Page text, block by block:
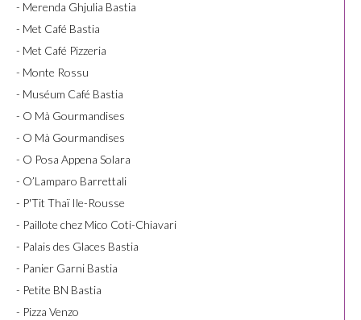
- Merenda Ghjulia Bastia
- Met Café Bastia
- Met Café Pizzeria
- Monte Rossu
- Muséum Café Bastia
- O Mà Gourmandises
- O Mà Gourmandises
- O Posa Appena Solara
- O’Lamparo Barrettali
- P'Tit Thaï Ile-Rousse
- Paillote chez Mico Coti-Chiavari
- Palais des Glaces Bastia
- Panier Garni Bastia
- Petite BN Bastia
- Pizza Venzo